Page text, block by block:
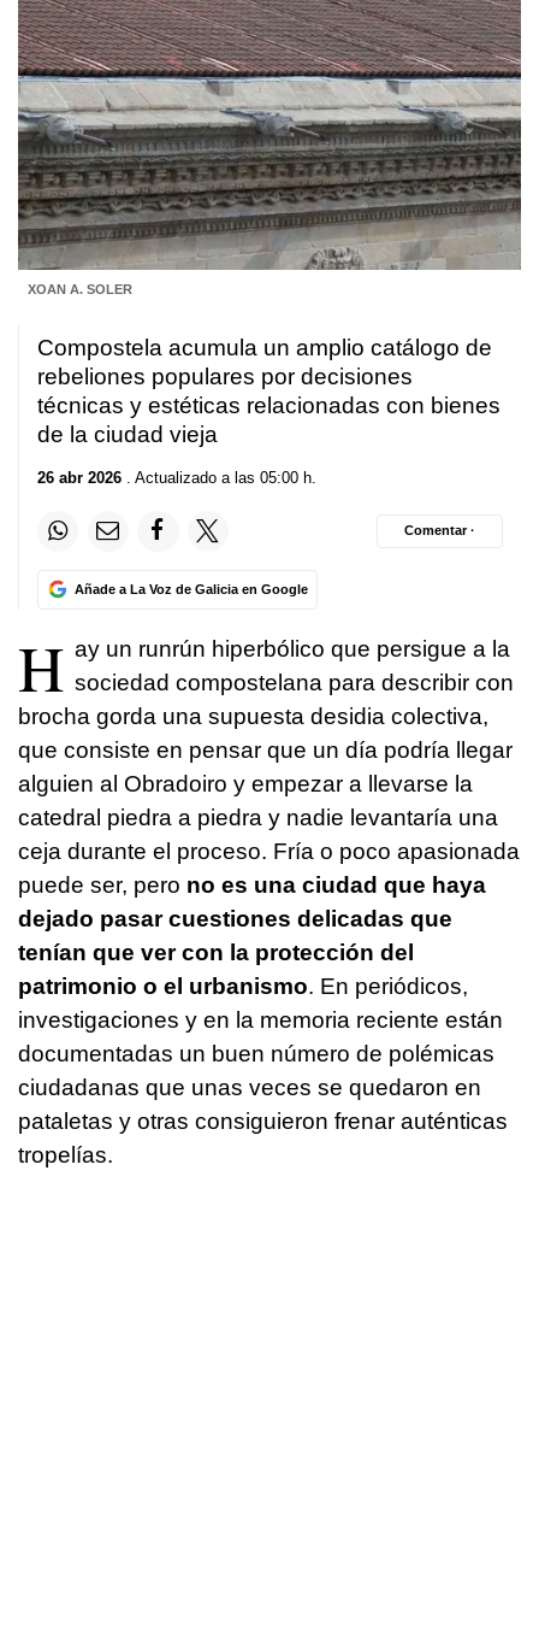
XOAN A. SOLER
Compostela acumula un amplio catálogo de
rebeliones populares por decisiones
técnicas y estéticas relacionadas con bienes
de la ciudad vieja
26 abr 2026 . Actualizado a las 05:00 h.
Añade a La Voz de Galicia en Google
Comentar ·
H ay un runrún hiperbólico que persigue a la
sociedad compostelana para describir con
brocha gorda una supuesta desidia colectiva,
que consiste en pensar que un día podría llegar
alguien al Obradoiro y empezar a llevarse la
catedral piedra a piedra y nadie levantaría una
ceja durante el proceso. Fría o poco apasionada
puede ser, pero no es una ciudad que haya
dejado pasar cuestiones delicadas que
tenían que ver con la protección del
patrimonio o el urbanismo. En periódicos,
investigaciones y en la memoria reciente están
documentadas un buen número de polémicas
ciudadanas que unas veces se quedaron en
pataletas y otras consiguieron frenar auténticas
tropelías.